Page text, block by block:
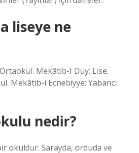
liseye ne
Mekâtib-I Duy: Lise.
Mekâtib-i Ecnebiyye: Yabancı
nedir?
okuldur. Sarayda, orduda ve